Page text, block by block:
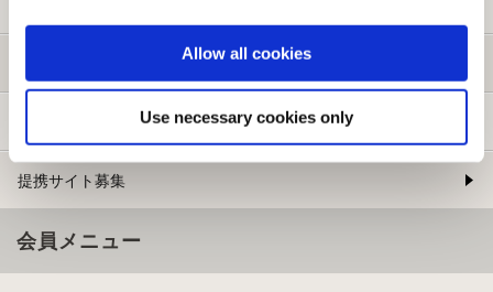
Allow all cookies
Use necessary cookies only
提携サイト募集
会員メニュー